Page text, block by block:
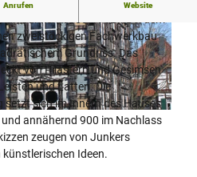
Anrufen Website
zweistöckigen Fachwerkbau
Grundriss. Das
von Pilastern und Gesimsen
und Latten. Die
sich im Innern des Hauses
annähernd 900 im Nachlass
zeugen von Junkers
Ideen.